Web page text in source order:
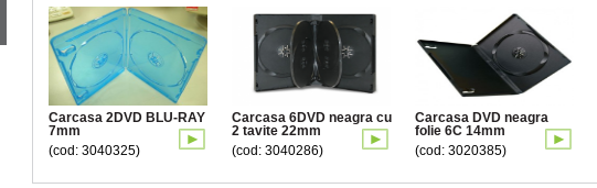
Carcasa 2DVD BLU-RAY
7mm
(cod: 3040325)
Carcasa 6DVD neagra cu
2 tavite 22mm
(cod: 3040286)
Carcasa DVD neagra
folie 6C 14mm
(cod: 3020385)